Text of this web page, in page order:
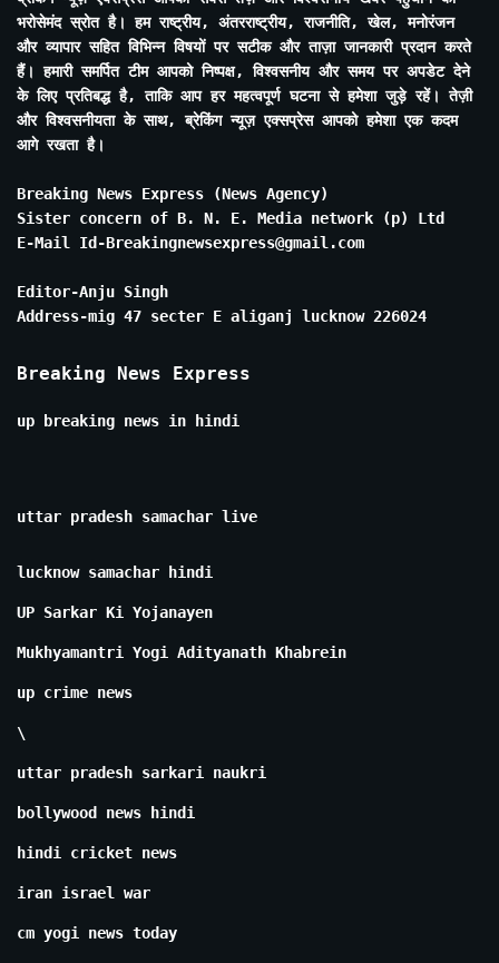
भरोसेमंद स्रोत है। हम राष्ट्रीय, अंतरराष्ट्रीय, राजनीति, खेल, मनोरंजन
और व्यापार सहित विभिन्न विषयों पर सटीक और ताज़ा जानकारी प्रदान करते
हैं। हमारी समर्पित टीम आपको निष्पक्ष, विश्वसनीय और समय पर अपडेट देने
के लिए प्रतिबद्ध है, ताकि आप हर महत्वपूर्ण घटना से हमेशा जुड़े रहें। तेज़ी
और विश्वसनीयता के साथ, ब्रेकिंग न्यूज़ एक्सप्रेस आपको हमेशा एक कदम
आगे रखता है।
Breaking News Express (News Agency)
Sister concern of B. N. E. Media network (p) Ltd
E-Mail Id-Breakingnewsexpress@gmail.com
Editor-Anju Singh
Address-mig 47 secter E aliganj lucknow 226024
Breaking News Express
up breaking news in hindi
uttar pradesh samachar live
lucknow samachar hindi
UP Sarkar Ki Yojanayen
Mukhyamantri Yogi Adityanath Khabrein
up crime news
\
uttar pradesh sarkari naukri
bollywood news hindi
hindi cricket news
iran israel war
cm yogi news today